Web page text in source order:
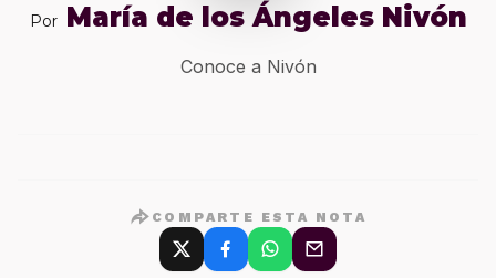
Por María de los Ángeles Nivón
Conoce a Nivón
COMPARTE ESTA NOTA